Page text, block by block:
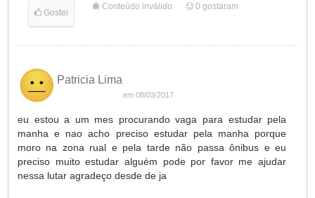
Gostei
Conteúdo inválido 0 gostaram
Patricia Lima
em 08/03/2017
eu estou a um mes procurando vaga para estudar pela
manha e nao acho preciso estudar pela manha porque
moro na zona rual e pela tarde não passa ônibus e eu
preciso muito estudar alguém pode por favor me ajudar
nessa lutar agradeço desde de ja